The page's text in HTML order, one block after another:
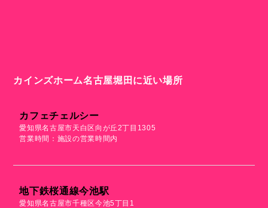
カインズホーム名古屋堀田に近い場所
カフェチェルシー
愛知県名古屋市天白区向が丘2丁目1305
営業時間：施設の営業時間内
地下鉄桜通線今池駅
愛知県名古屋市千種区今池5丁目1